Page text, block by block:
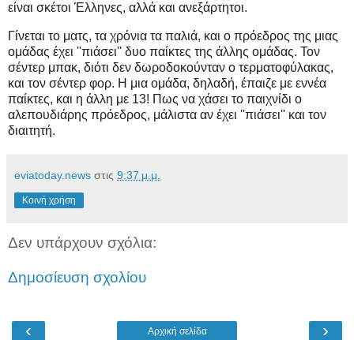
είναι σκέτοι Έλληνες, αλλά και ανεξάρτητοι.
Γίνεται το ματς, τα χρόνια τα παλιά, και ο πρόεδρος της μιας
ομάδας έχει ''πιάσει'' δυο παίκτες της άλλης ομάδας. Τον
σέντερ μπακ, διότι δεν δωροδοκούνταν ο τερματοφύλακας,
και τον σέντερ φορ. Η μια ομάδα, δηλαδή, έπαιζε με εννέα
παίκτες, και η άλλη με 13! Πως να χάσει το παιχνίδι ο
αλεπουδιάρης πρόεδρος, μάλιστα αν έχει ''πιάσει'' και τον
διαιτητή.
eviatoday.news στις 9:37 μ.μ.
Κοινή χρήση
Δεν υπάρχουν σχόλια:
Δημοσίευση σχολίου
‹ ›
Αρχική σελίδα